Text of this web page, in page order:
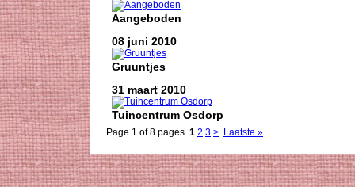
Aangeboden
08 juni 2010
Gruuntjes
31 maart 2010
Tuincentrum Osdorp
Page 1 of 8 pages 1 2 3 > Laatste »